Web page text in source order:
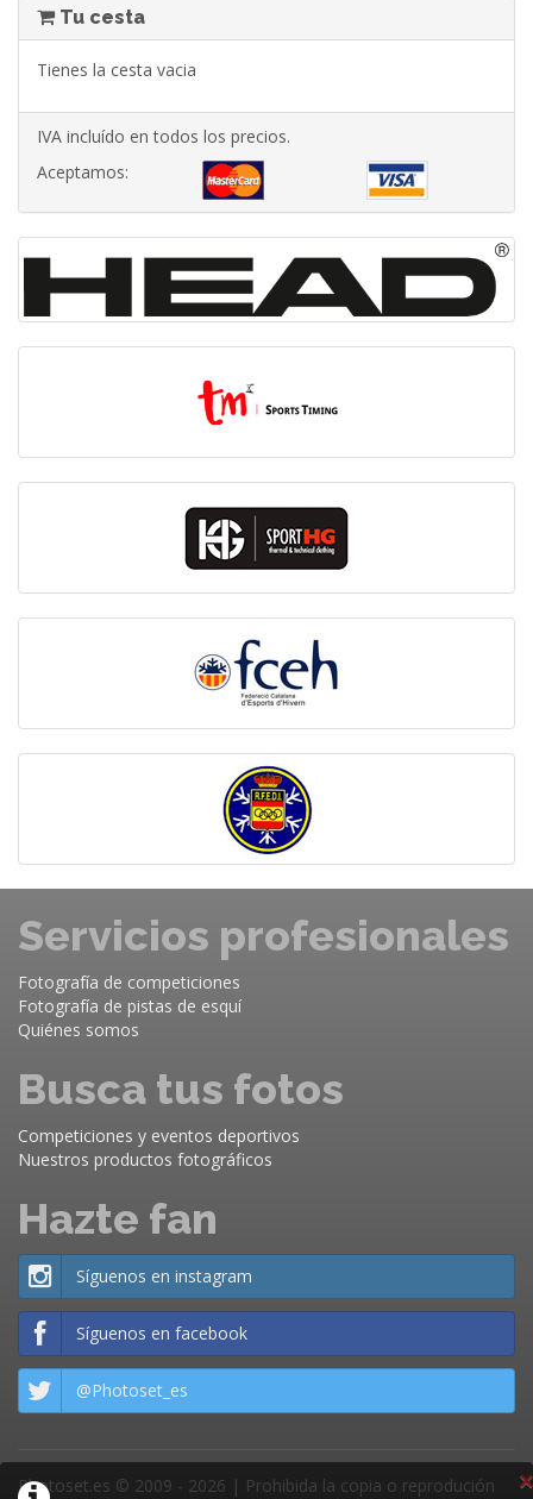
×
Tu cesta
Tienes la cesta vacia
IVA incluído en todos los precios.
Aceptamos:
Servicios profesionales
Fotografía de competiciones
Fotografía de pistas de esquí
Quiénes somos
Busca tus fotos
Competiciones y eventos deportivos
Nuestros productos fotográficos
Hazte fan
Síguenos en instagram
Síguenos en facebook
@Photoset_es
Photoset.es © 2009 - 2026 | Prohibida la copia o reprodución